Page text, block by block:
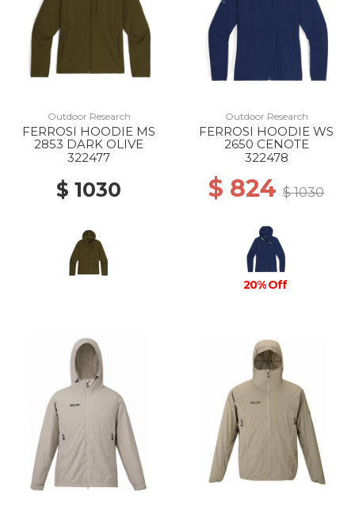
Outdoor Research
FERROSI HOODIE MS
2853 DARK OLIVE
322477
$ 1030
Outdoor Research
FERROSI HOODIE WS
2650 CENOTE
322478
$ 824 $ 1030
20% Off